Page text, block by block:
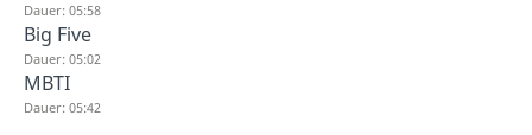
Dauer: 05:58
Big Five
Dauer: 05:02
MBTI
Dauer: 05:42